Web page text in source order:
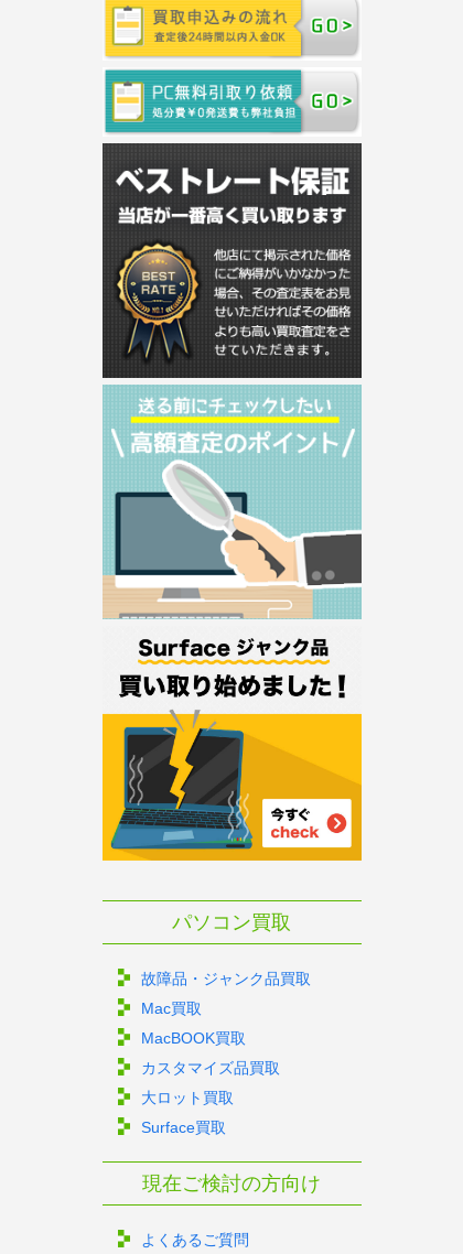
パソコン買取
故障品・ジャンク品買取
Mac買取
MacBOOK買取
カスタマイズ品買取
大ロット買取
Surface買取
現在ご検討の方向け
よくあるご質問